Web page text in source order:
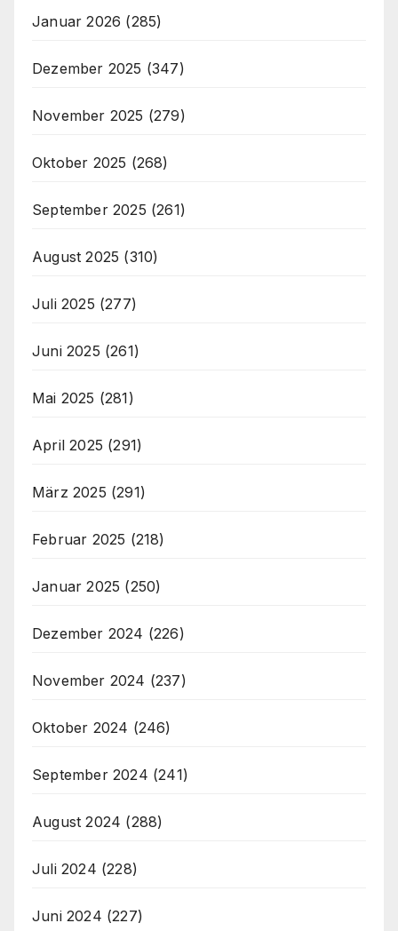
Januar 2026 (285)
Dezember 2025 (347)
November 2025 (279)
Oktober 2025 (268)
September 2025 (261)
August 2025 (310)
Juli 2025 (277)
Juni 2025 (261)
Mai 2025 (281)
April 2025 (291)
März 2025 (291)
Februar 2025 (218)
Januar 2025 (250)
Dezember 2024 (226)
November 2024 (237)
Oktober 2024 (246)
September 2024 (241)
August 2024 (288)
Juli 2024 (228)
Juni 2024 (227)